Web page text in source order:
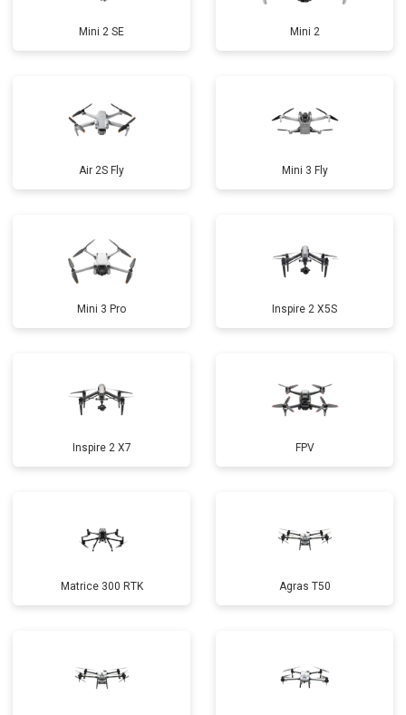
Mini 2 SE Mini 2
Air 2S Fly Mini 3 Fly
Mini 3 Pro Inspire 2 X5S
Inspire 2 X7 FPV
Matrice 300 RTK Agras T50